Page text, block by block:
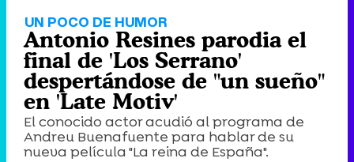
UN POCO DE HUMOR
Antonio Resines parodia el
final de 'Los Serrano'
despertándose de "un sueño"
en 'Late Motiv'
El conocido actor acudió al programa de
Andreu Buenafuente para hablar de su
nueva película "La reina de España".